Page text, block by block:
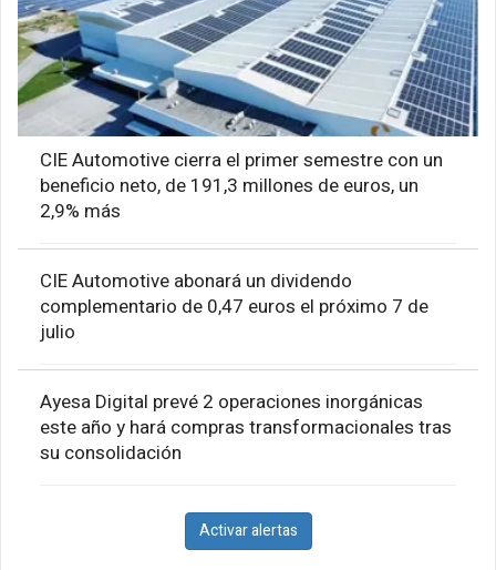
CIE Automotive cierra el primer semestre con un
beneficio neto, de 191,3 millones de euros, un
2,9% más
CIE Automotive abonará un dividendo
complementario de 0,47 euros el próximo 7 de
julio
Ayesa Digital prevé 2 operaciones inorgánicas
este año y hará compras transformacionales tras
su consolidación
Activar alertas